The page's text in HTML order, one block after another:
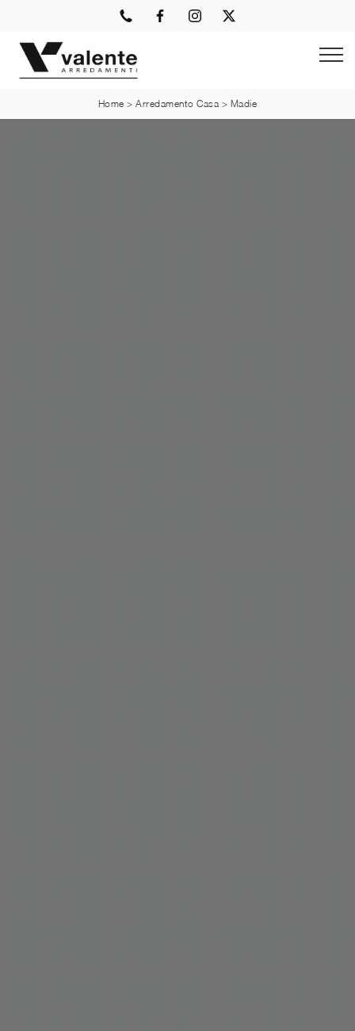
Home >Arredamento Casa > Madie